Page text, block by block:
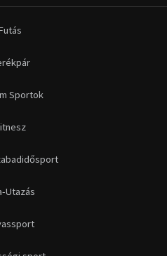
Sportok
Utazás